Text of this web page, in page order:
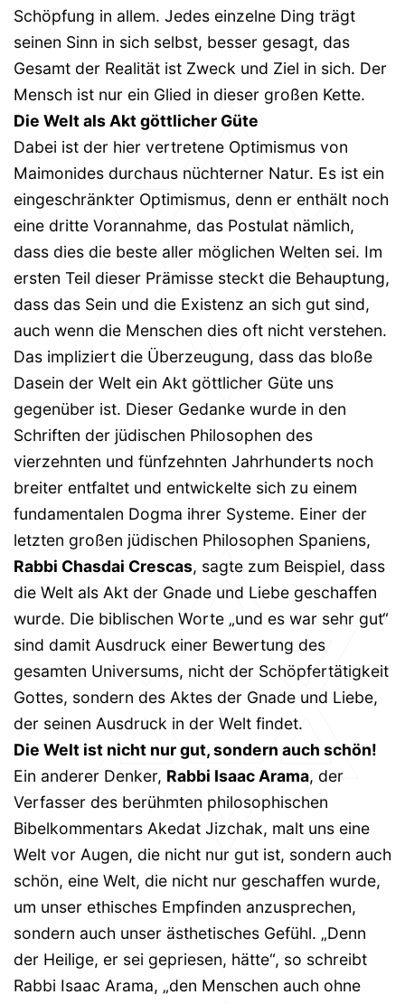
Schöpfung in allem. Jedes einzelne Ding trägt
seinen Sinn in sich selbst, besser gesagt, das
Gesamt der Realität ist Zweck und Ziel in sich. Der
Mensch ist nur ein Glied in dieser großen Kette.
Die Welt als Akt göttlicher Güte
Dabei ist der hier vertretene Optimismus von
Maimonides durchaus nüchterner Natur. Es ist ein
eingeschränkter Optimismus, denn er enthält noch
eine dritte Vorannahme, das Postulat nämlich,
dass dies die beste aller möglichen Welten sei. Im
ersten Teil dieser Prämisse steckt die Behauptung,
dass das Sein und die Existenz an sich gut sind,
auch wenn die Menschen dies oft nicht verstehen.
Das impliziert die Überzeugung, dass das bloße
Dasein der Welt ein Akt göttlicher Güte uns
gegenüber ist. Dieser Gedanke wurde in den
Schriften der jüdischen Philosophen des
vierzehnten und fünfzehnten Jahrhunderts noch
breiter entfaltet und entwickelte sich zu einem
fundamentalen Dogma ihrer Systeme. Einer der
letzten großen jüdischen Philosophen Spaniens,
Rabbi Chasdai Crescas, sagte zum Beispiel, dass
die Welt als Akt der Gnade und Liebe geschaffen
wurde. Die biblischen Worte „und es war sehr gut“
sind damit Ausdruck einer Bewertung des
gesamten Universums, nicht der Schöpfertätigkeit
Gottes, sondern des Aktes der Gnade und Liebe,
der seinen Ausdruck in der Welt findet.
Die Welt ist nicht nur gut, sondern auch schön!
Ein anderer Denker, Rabbi Isaac Arama, der
Verfasser des berühmten philosophischen
Bibelkommentars Akedat Jizchak, malt uns eine
Welt vor Augen, die nicht nur gut ist, sondern auch
schön, eine Welt, die nicht nur geschaffen wurde,
um unser ethisches Empfinden anzusprechen,
sondern auch unser ästhetisches Gefühl. „Denn
der Heilige, er sei gepriesen, hätte“, so schreibt
Rabbi Isaac Arama, „den Menschen auch ohne